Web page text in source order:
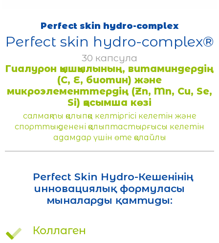
Perfect skin hydro-complex
Perfect skin hydro-complex®
30 капсула
Гиалурон қышқылының, витаминдердің
(С, Е, биотин) және
микроэлементтердің (Zn, Mn, Cu, Se,
Si) қосымша көзі
салмақты қалыпқа келтіргісі келетін және
спорттық денені қалыптастырғысы келетін
адамдар үшін өте қолайлы
Perfect Skin Hydro-Кешенінің
инновациялық формуласы
мыналарды қамтиды:
Коллаген